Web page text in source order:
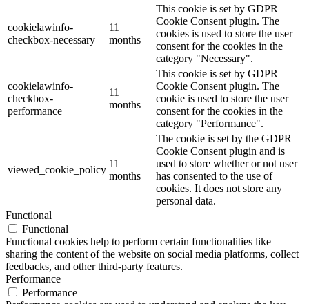
cookielawinfo-
checkbox-necessary
11
months
This cookie is set by GDPR
Cookie Consent plugin. The
cookies is used to store the user
consent for the cookies in the
category "Necessary".
cookielawinfo-
checkbox-
performance
11
months
This cookie is set by GDPR
Cookie Consent plugin. The
cookie is used to store the user
consent for the cookies in the
category "Performance".
viewed_cookie_policy
11
months
The cookie is set by the GDPR
Cookie Consent plugin and is
used to store whether or not user
has consented to the use of
cookies. It does not store any
personal data.
Functional
Functional
Functional cookies help to perform certain functionalities like
sharing the content of the website on social media platforms, collect
feedbacks, and other third-party features.
Performance
Performance